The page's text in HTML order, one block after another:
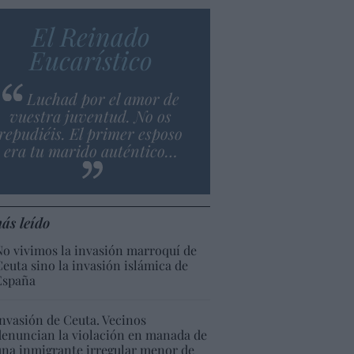
El Reinado
Eucarístico
Luchad por el amor de
vuestra juventud. No os
El primer esposo
era tu marido auténtico…
leído
vivimos la invasión marroquí de
sino la invasión islámica de
de Ceuta. Vecinos
la violación en manada de
inmigrante irregular menor de